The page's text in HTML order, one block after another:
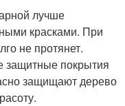
лучше
красками. При
не протянет.
защитные покрытия
защищают дерево